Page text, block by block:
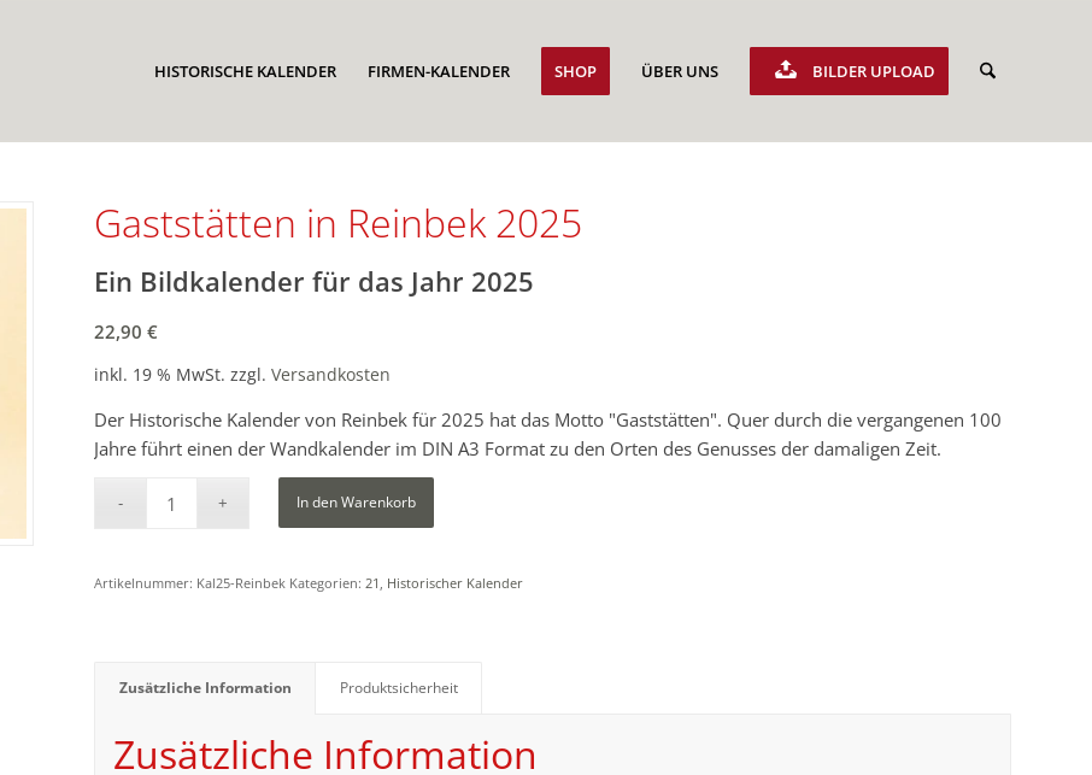
HISTORISCHE KALENDER FIRMEN-KALENDER SHOP ÜBER UNS BILDER UPLOAD
Gaststätten in Reinbek 2025
Ein Bildkalender für das Jahr 2025
22,90€
inkl. 19 % MwSt. zzgl.Versandkosten
Der Historische Kalender von Reinbek für 2025 hat das Motto "Gaststätten". Quer durch die vergangenen 100
Jahre führt einen der Wandkalender im DIN A3 Format zu den Orten des Genusses der damaligen Zeit.
In den Warenkorb
Artikelnummer: Kal25-Reinbek Kategorien:21 , Historischer Kalender
Zusätzliche Information Produktsicherheit
Zusätzliche Information